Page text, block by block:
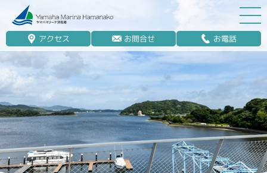
アクセス お問合せ お電話
マリーナ案内
船舶免許
マリンレジャー
マリーナステイ
レンタルボート